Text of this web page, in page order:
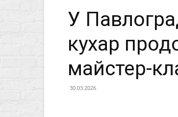
У
кухар
майстер-
30.03.2026